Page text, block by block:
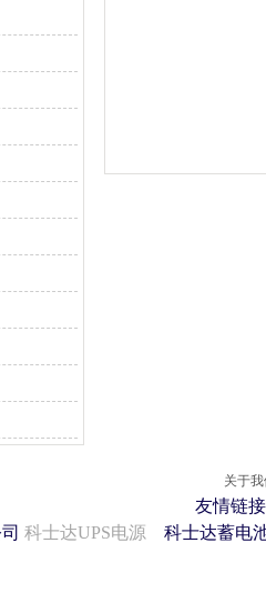
关于
友情链
科士达UPS电源 科士达蓄电池